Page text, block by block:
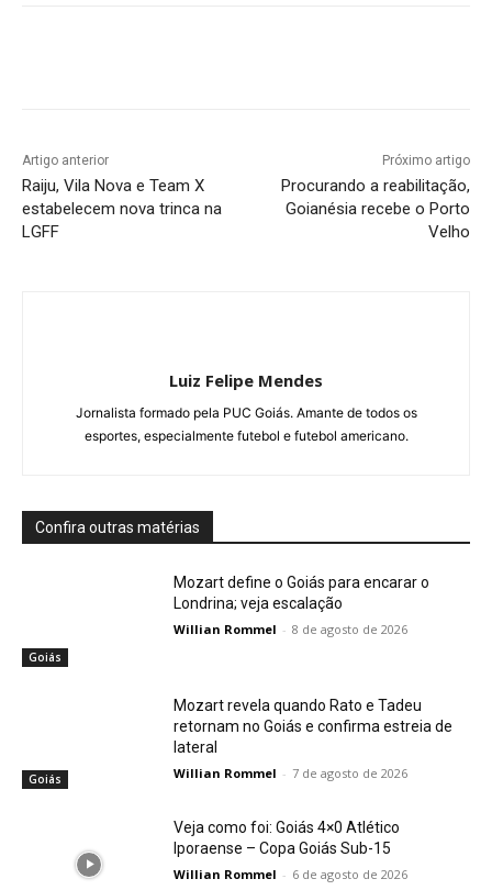
Artigo anterior
Raiju, Vila Nova e Team X
estabelecem nova trinca na
LGFF
Próximo artigo
Procurando a reabilitação,
Goianésia recebe o Porto
Velho
Luiz Felipe Mendes
Jornalista formado pela PUC Goiás. Amante de todos os
esportes, especialmente futebol e futebol americano.
Confira outras matérias
Goiás
Mozart define o Goiás para encarar o
Londrina; veja escalação
Willian Rommel - 8 de agosto de 2026
Goiás
Mozart revela quando Rato e Tadeu
retornam no Goiás e confirma estreia de
lateral
Willian Rommel - 7 de agosto de 2026
Veja como foi: Goiás 4×0 Atlético
Iporaense – Copa Goiás Sub-15
Willian Rommel - 6 de agosto de 2026